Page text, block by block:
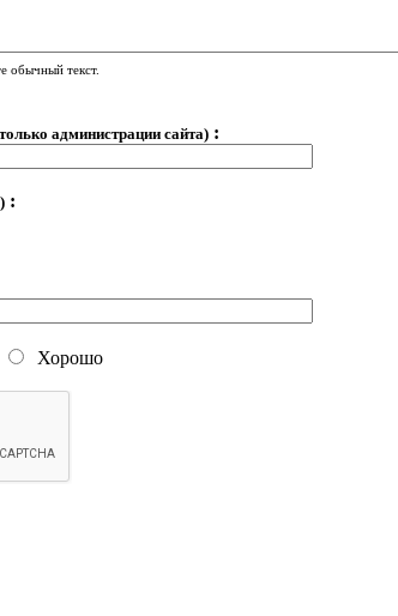
обычный текст.
администрации сайта) :
:
Хорошо